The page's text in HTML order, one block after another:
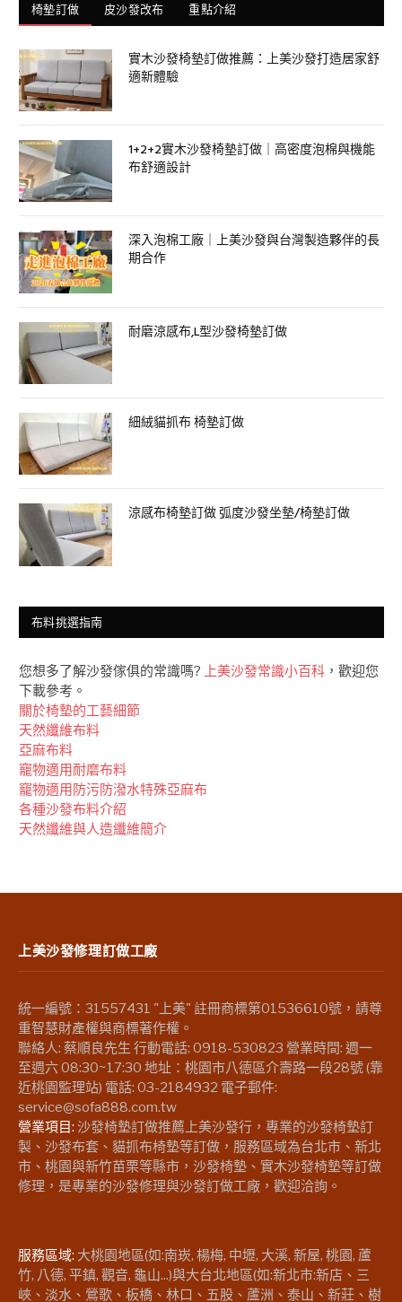
椅墊訂做 皮沙發改布 重點介紹
實木沙發椅墊訂做推薦：上美沙發打造居家舒
適新體驗
1+2+2實木沙發椅墊訂做｜高密度泡棉與機能
布舒適設計
深入泡棉工廠｜上美沙發與台灣製造夥伴的長
期合作
耐磨涼感布,L型沙發椅墊訂做
細絨貓抓布 椅墊訂做
涼感布椅墊訂做 弧度沙發坐墊/椅墊訂做
布料挑選指南
您想多了解沙發傢俱的常識嗎? 上美沙發常識小百科 ，歡迎您
下載參考。
關於椅墊的工藝細節
天然纖維布料
亞麻布料
竉物適用耐磨布料
竉物適用防污防潑水特殊亞麻布
各種沙發布料介紹
天然纖維與人造纖維簡介
上美沙發修理訂做工廠
統一編號：31557431 "上美" 註冊商標第01536610號，請尊
重智慧財產權與商標著作權。
聯絡人: 蔡順良先生 行動電話: 0918-530823 營業時間: 週一
至週六 08:30~17:30 地址：桃園市八德區介壽路一段28號 (靠
近桃園監理站) 電話: 03-2184932 電子郵件:
service@sofa888.com.tw
營業項目: 沙發椅墊訂做推薦上美沙發行，專業的沙發椅墊訂
製、沙發布套、貓抓布椅墊等訂做，服務區域為台北市、新北
市、桃園與新竹苗栗等縣市，沙發椅墊、實木沙發椅墊等訂做
修理，是專業的沙發修理與沙發訂做工廠，歡迎洽詢。
服務區域: 大桃園地區(如:南崁, 楊梅, 中壢, 大溪, 新屋, 桃園, 蘆
竹, 八德, 平鎮, 觀音, 龜山...)與大台北地區(如:新北市:新店、三
峽、淡水、鶯歌、板橋、林口、五股、蘆洲、泰山、新莊、樹